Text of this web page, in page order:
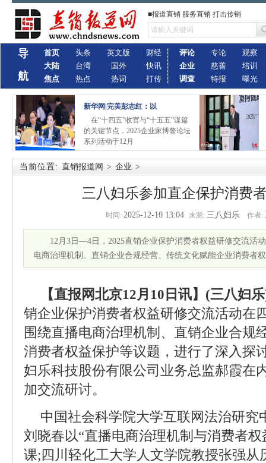
■报道直销 服务直销 打击传销
导
航
首页
大陆
焦点
头条
台湾
热点
英文版
国外
热词
财经
快讯
打传
评论
企业
调查
专论
慈善
特报
观察
培训
曝光
新华网|完美彭志红：以
在“十四五”收官与“十五五”谋篇
的关键节点，2025企业家博鳌论坛
系列活动于12月
当前位置: 直销报道网 > 企业 >
三八妇乐参加直企保护消费
时间: 2025-12-10 13:04 来源: 三八妇乐 作者:
12月3日—4日，2025直销企业保护消费者权益研修交流活
电商治理机制、直销企业合规经营、传统文化赋能企业消费者
【直报网北京12月10日讯】(三八妇
销企业保护消费者权益研修交流活动在
围绕直播电商治理机制、直销企业合规
消费者权益保护等议题，进行了深入探
妇乐科技股份有限公司业务总监郝霞在
加交流研讨。
中国社会科学院大学互联网法治研究
刘晓春以“直播电商治理机制与消费者
课;四川轻化工大学人文学院教授张强从